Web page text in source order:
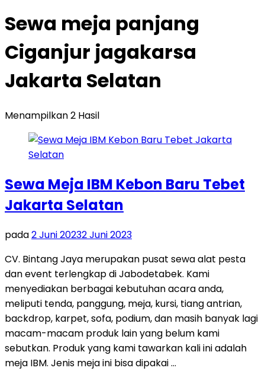
Sewa meja panjang
Ciganjur jagakarsa
Jakarta Selatan
Menampilkan 2 Hasil
Sewa Meja IBM Kebon Baru Tebet
Jakarta Selatan
pada2 Juni 20232 Juni 2023
CV. Bintang Jaya merupakan pusat sewa alat pesta
dan event terlengkap di Jabodetabek. Kami
menyediakan berbagai kebutuhan acara anda,
meliputi tenda, panggung, meja, kursi, tiang antrian,
backdrop, karpet, sofa, podium, dan masih banyak lagi
macam-macam produk lain yang belum kami
sebutkan. Produk yang kami tawarkan kali ini adalah
meja IBM. Jenis meja ini bisa dipakai …